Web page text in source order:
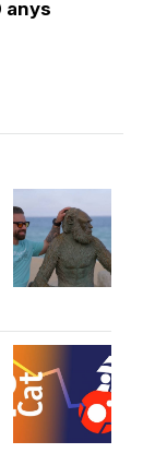
anys